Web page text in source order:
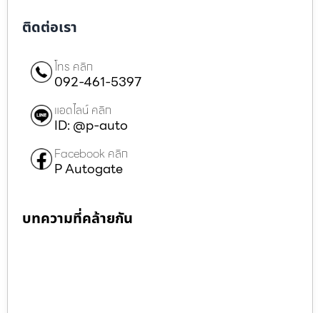
ติดต่อเรา
โทร คลิก
092-461-5397
แอดไลน์ คลิก
ID: @p-auto
Facebook คลิก
P Autogate
บทความที่คล้ายกัน